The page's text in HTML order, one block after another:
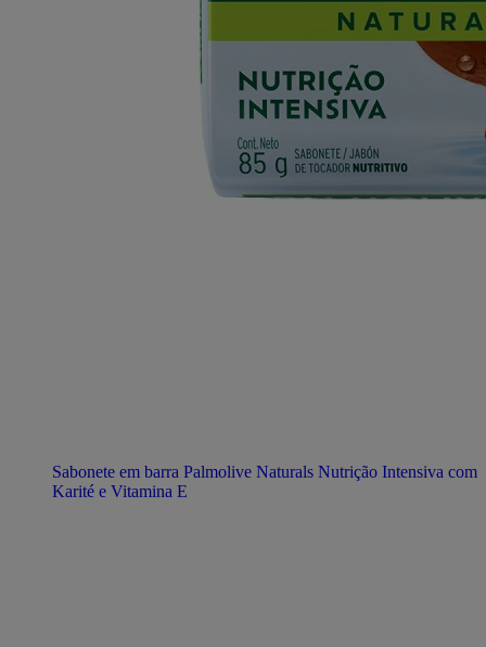
Sabonete em barra Palmolive Naturals Nutrição Intensiva com
Karité e Vitamina E